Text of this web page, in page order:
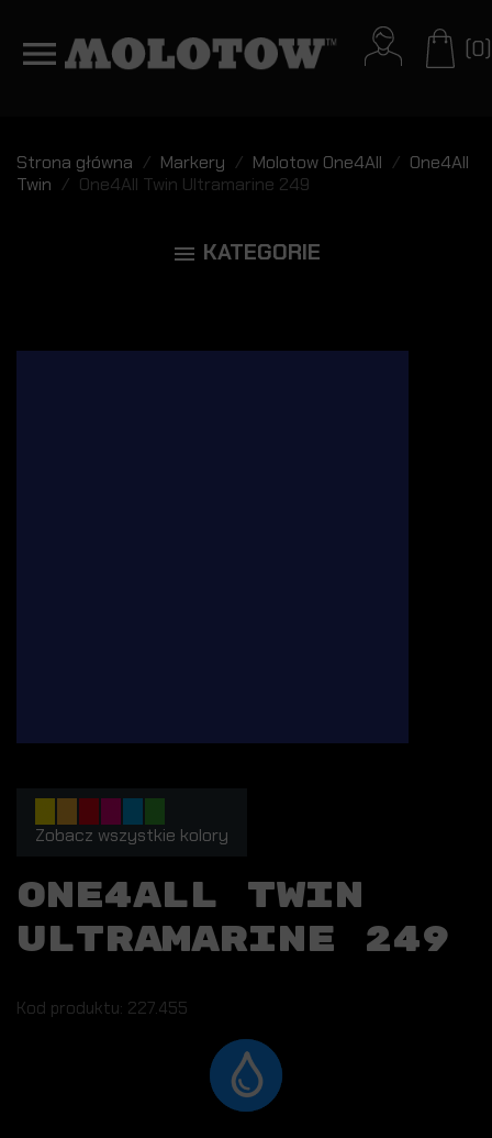
(0)
Strona główna Markery Molotow One4All
One4All
Twin
One4All Twin Ultramarine 249
 KATEGORIE
Zobacz wszystkie kolory
ONE4ALL TWIN
ULTRAMARINE 249
Kod produktu: 227.455